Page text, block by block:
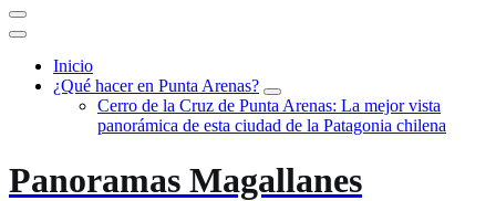
Inicio
¿Qué hacer en Punta Arenas?
Cerro de la Cruz de Punta Arenas: La mejor vista
panorámica de esta ciudad de la Patagonia chilena
Panoramas Magallanes